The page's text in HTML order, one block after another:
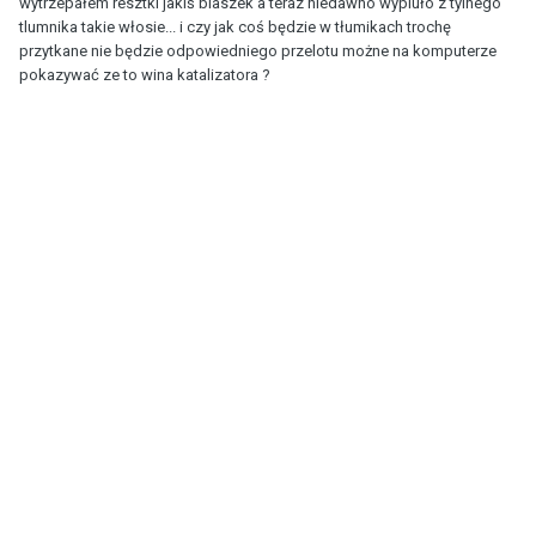
tlumnika takie włosie... i czy jak coś będzie w tłumikach trochę
przytkane nie będzie odpowiedniego przelotu możne na komputerze
pokazywać ze to wina katalizatora ?